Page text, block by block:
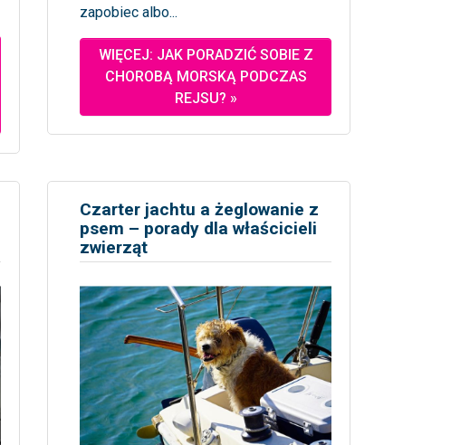
zapobiec albo...
WIĘCEJ: JAK PORADZIĆ SOBIE Z
CHOROBĄ MORSKĄ PODCZAS
REJSU? »
Czarter jachtu a żeglowanie z
psem – porady dla właścicieli
zwierząt